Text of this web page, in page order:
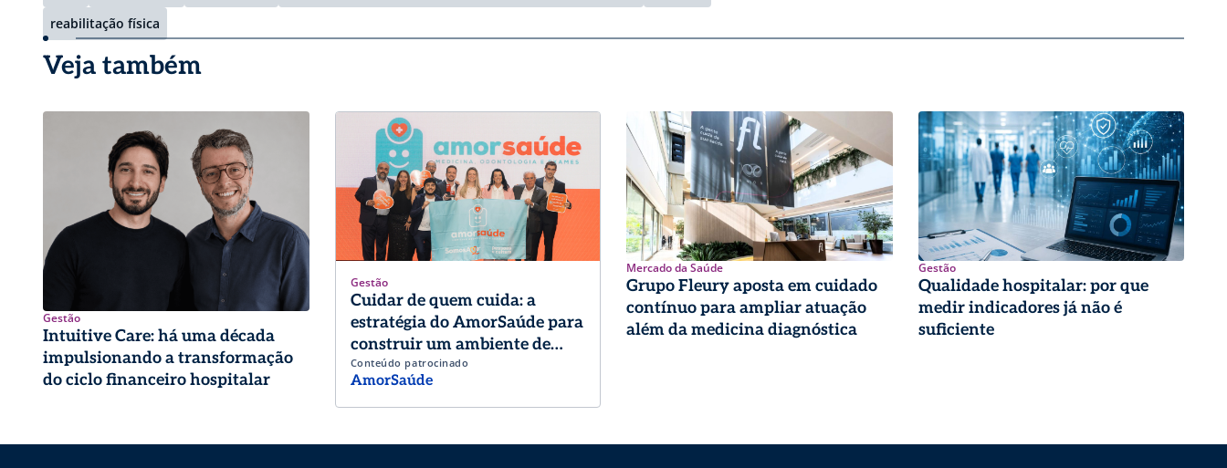
reabilitação física
Veja também
Gestão
Intuitive Care: há uma década
impulsionando a transformação
do ciclo financeiro hospitalar
Gestão
Cuidar de quem cuida: a
estratégia do AmorSaúde para
construir um ambiente de
trabalho de excelência
Conteúdo patrocinado
AmorSaúde
Mercado da Saúde
Grupo Fleury aposta em cuidado
contínuo para ampliar atuação
além da medicina diagnóstica
Gestão
Qualidade hospitalar: por que
medir indicadores já não é
suficiente